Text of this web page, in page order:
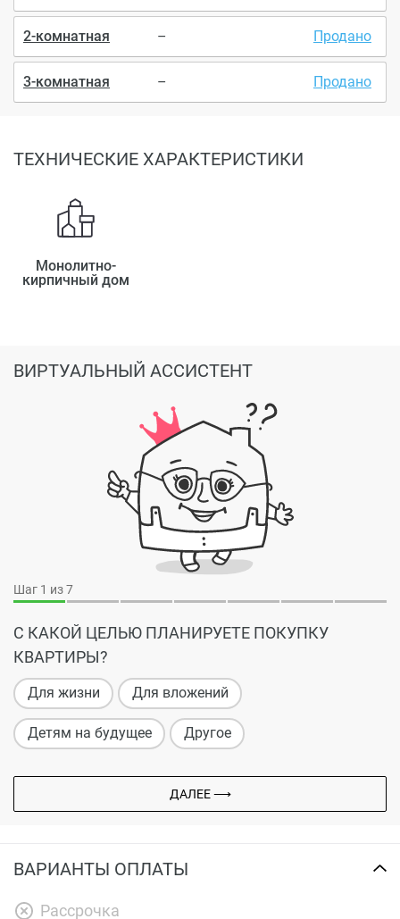
2-комнатная – Продано
3-комнатная – Продано
ТЕХНИЧЕСКИЕ ХАРАКТЕРИСТИКИ
Монолитно-
кирпичный дом
Шаг 1 из 7
С КАКОЙ ЦЕЛЬЮ ПЛАНИРУЕТЕ ПОКУПКУ
КВАРТИРЫ?
Для жизни Для вложений
Детям на будущее Другое
ДАЛЕЕ ⟶
ВИРТУАЛЬНЫЙ АССИСТЕНТ
ВАРИАНТЫ ОПЛАТЫ
Рассрочка